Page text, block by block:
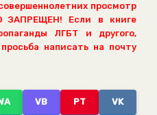
просмотр
ЗАПРЕЩЕН! Если в книге
ЛГБТ и другого,
написать на почту
VB PT VK